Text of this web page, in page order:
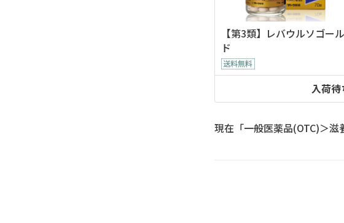
【第3類】レバウルソゴール
ド
入荷待
現在「一般医薬品(OTC)＞滋